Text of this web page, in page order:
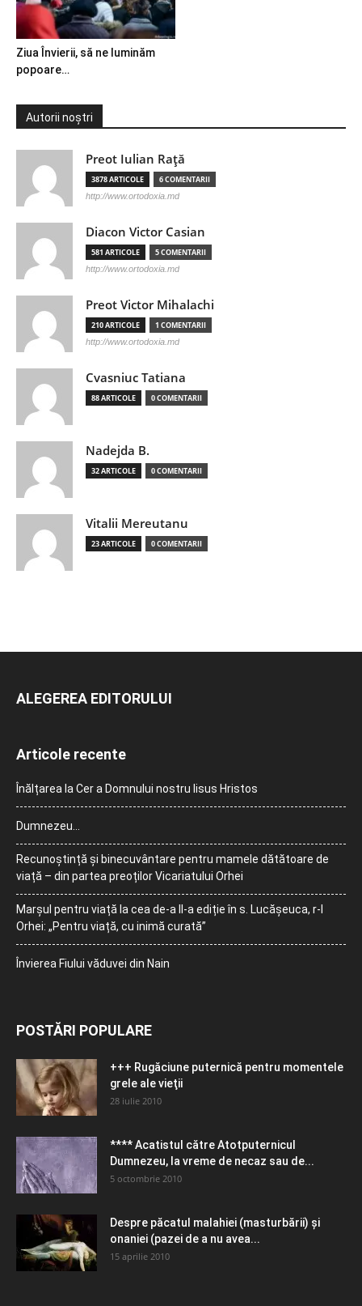
Ziua Învierii, să ne luminăm
popoare…
Autorii noștri
Preot Iulian Raţă
3878 ARTICOLE 6 COMENTARII
http://www.ortodoxia.md
Diacon Victor Casian
581 ARTICOLE 5 COMENTARII
http://www.ortodoxia.md
Preot Victor Mihalachi
210 ARTICOLE 1 COMENTARII
http://www.ortodoxia.md
Cvasniuc Tatiana
88 ARTICOLE 0 COMENTARII
Nadejda B.
32 ARTICOLE 0 COMENTARII
Vitalii Mereutanu
23 ARTICOLE 0 COMENTARII
ALEGEREA EDITORULUI
Articole recente
Înălțarea la Cer a Domnului nostru Iisus Hristos
Dumnezeu…
Recunoștință și binecuvântare pentru mamele dătătoare de
viață – din partea preoților Vicariatului Orhei
Marșul pentru viață la cea de-a II-a ediție în s. Lucășeuca, r-l
Orhei: „Pentru viață, cu inimă curată”
Învierea Fiului văduvei din Nain
POSTĂRI POPULARE
+++ Rugăciune puternică pentru momentele
grele ale vieţii
28 iulie 2010
**** Acatistul către Atotputernicul
Dumnezeu, la vreme de necaz sau de...
5 octombrie 2010
Despre păcatul malahiei (masturbării) şi
onaniei (pazei de a nu avea...
15 aprilie 2010